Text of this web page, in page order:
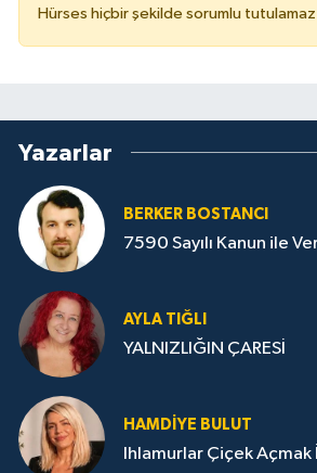
Hürses hiçbir şekilde sorumlu
Yazarlar
BERKER BOSTANCI
7590 Sayılı Kanun ile
AYLA TIĞLI
YALNIZLIĞIN ÇARESİ
HAMDIYE BULUT
Ihlamurlar Çiçek Açmak